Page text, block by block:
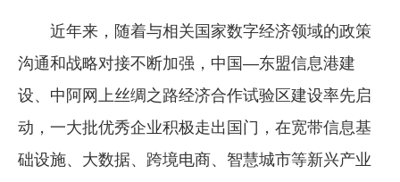
近年来，随着与相关国家数字经济领域的政策
沟通和战略对接不断加强，中国—东盟信息港建
设、中阿网上丝绸之路经济合作试验区建设率先启
动，一大批优秀企业积极走出国门，在宽带信息基
础设施、大数据、跨境电商、智慧城市等新兴产业